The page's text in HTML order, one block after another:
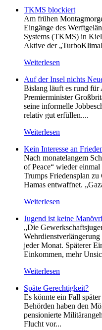
TKMS blockiert
Am frühen
Eingänge des
Systems (TKMS) in
Aktive der
Weiterlesen
Auf der Insel nichts
Bislang läuft es rund für
Premierminister
seine informelle
relativ gut erfüllen....
Weiterlesen
Kein Inte­resse an
Nach monatelangem
of Peace“ wieder
Trumps Friedensplan
Hamas entwaffnet.
Weiterlesen
Jugend ist keine
„Die
jeder Monat. Späterer
Einkommen, mehr
Weiterlesen
Späte Gerechtigkeit?
Es könnte ein Fall
Behörden haben den
pensionierte
Flucht vor...